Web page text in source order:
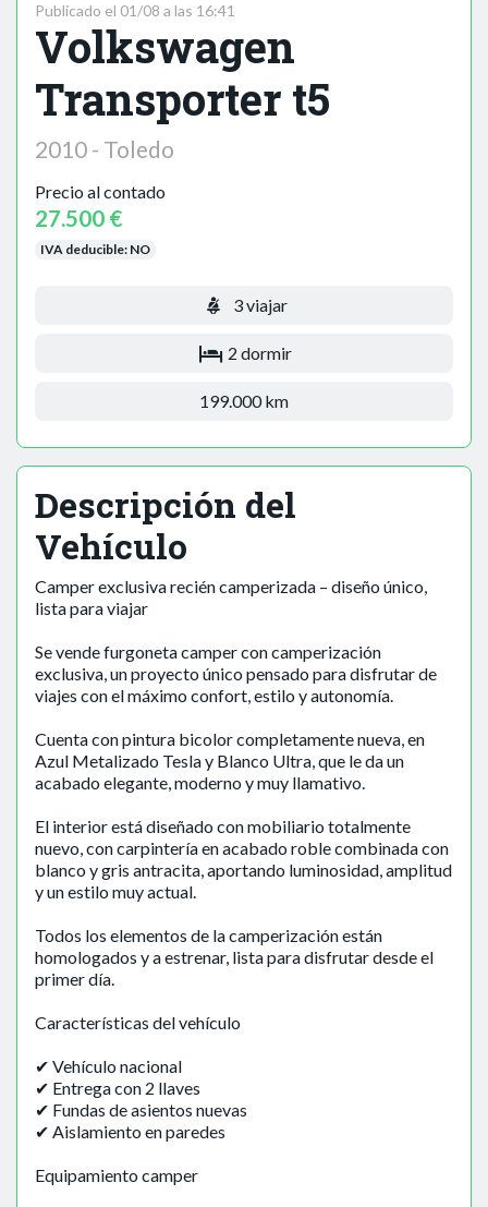
Publicado el 01/08 a las 16:41
Volkswagen
Transporter t5
2010 - Toledo
Precio al contado
27.500 €
IVA deducible: NO
3 viajar
2 dormir
199.000 km
Descripción del
Vehículo
Camper exclusiva recién camperizada – diseño único,
lista para viajar
Se vende furgoneta camper con camperización
exclusiva, un proyecto único pensado para disfrutar de
viajes con el máximo confort, estilo y autonomía.
Cuenta con pintura bicolor completamente nueva, en
Azul Metalizado Tesla y Blanco Ultra, que le da un
acabado elegante, moderno y muy llamativo.
El interior está diseñado con mobiliario totalmente
nuevo, con carpintería en acabado roble combinada con
blanco y gris antracita, aportando luminosidad, amplitud
y un estilo muy actual.
Todos los elementos de la camperización están
homologados y a estrenar, lista para disfrutar desde el
primer día.
Características del vehículo
✔ Vehículo nacional
✔ Entrega con 2 llaves
✔ Fundas de asientos nuevas
✔ Aislamiento en paredes
Equipamiento camper